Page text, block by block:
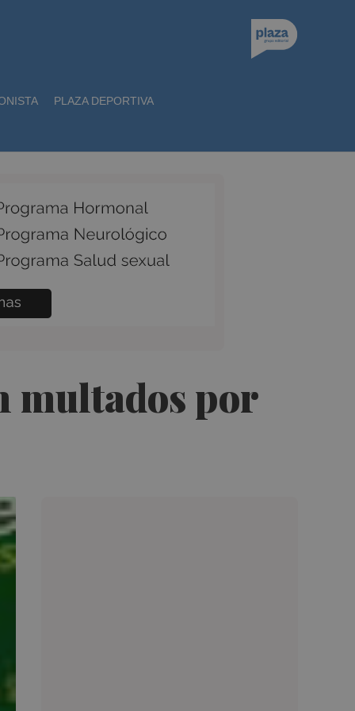
PLAZA DEPORTIVA
multados por